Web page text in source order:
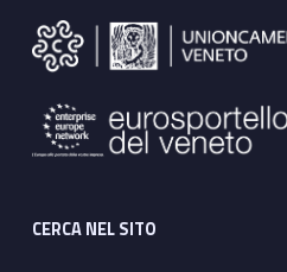
CERCA NEL SITO